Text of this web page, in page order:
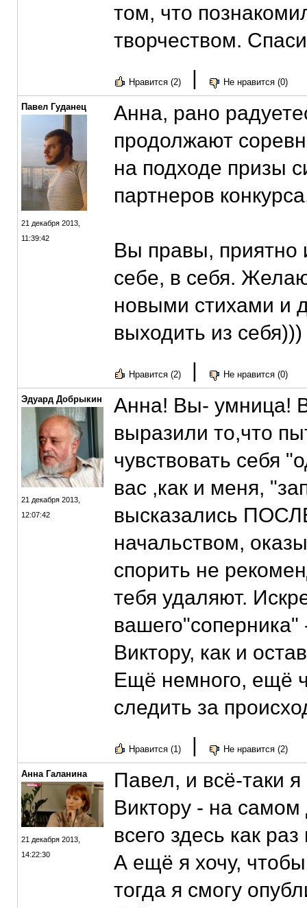
том, что
творчеством.
Нравится (2) | Не нравится (0)
Павел Гуданец
21 декабря 2013,
11:39:42
Анна, рано
продолжают
на подходе призы
партнеров
Вы правы, приятно
себе, в себя.
новыми стихами и
выходить из себя)))
Нравится (2) | Не нравится (0)
Эдуард Добрыкин
21 декабря 2013,
12:07:42
Анна! Вы- умница!
выразили то,что
чувствовать себя
вас ,как и меня,
высказались
начальством,
спорить не
тебя удаляют.
Виктору, как и
Ещё немного, ещё
следить за
Нравится (1) | Не нравится (2)
Анна Галанина
21 декабря 2013,
14:22:30
Павел, и всё-таки
Виктору - на самом
всего здесь как
А ещё я хочу,
тогда я смогу